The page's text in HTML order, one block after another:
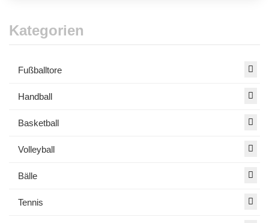
Kategorien
Fußballtore
Handball
Basketball
Volleyball
Bälle
Tennis